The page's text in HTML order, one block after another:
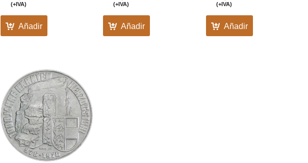
(+IVA)
Añadir
(+IVA)
Añadir
(+IVA)
Añadir